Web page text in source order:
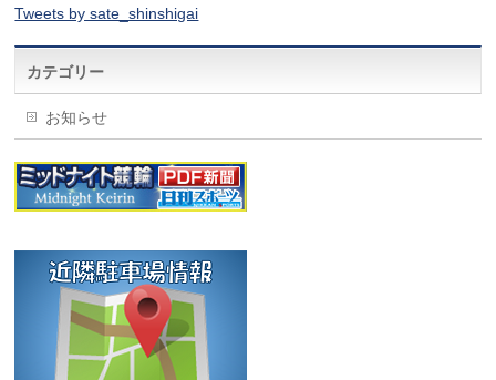
Tweets by sate_shinshigai
カテゴリー
お知らせ